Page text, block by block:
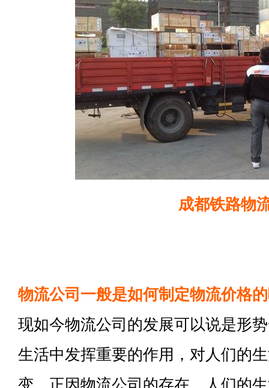
成都铁路物
物流公司一般是如何制定物流价格
现如今物流公司的发展可以说是形
生活中发挥重要的作用，对人们的
变。正因物流公司的存在，人们的